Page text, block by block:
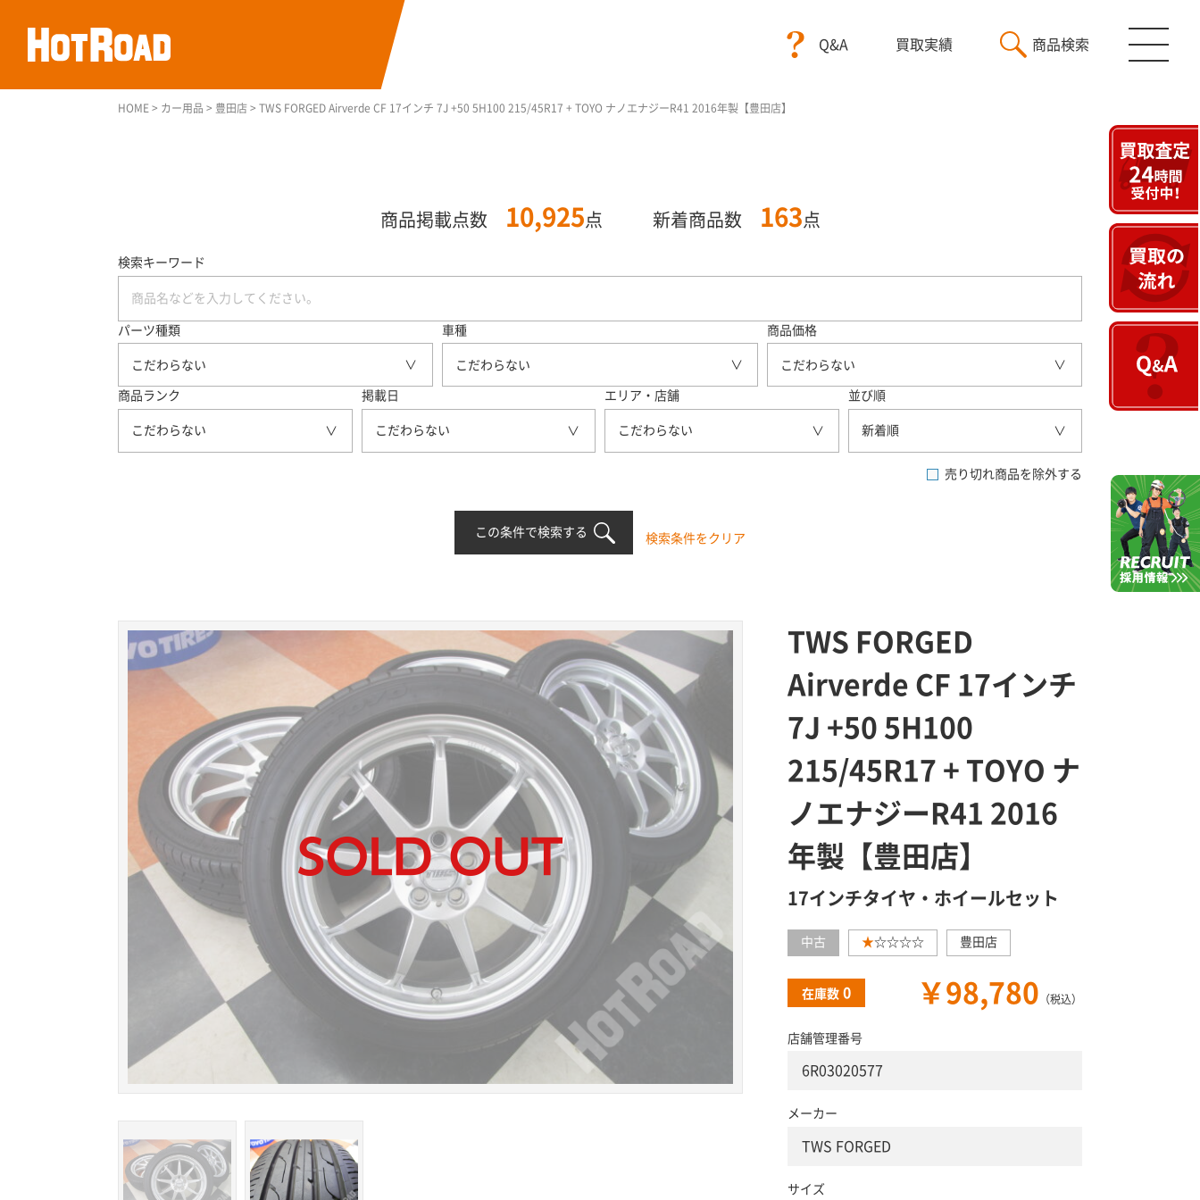
Q&A 買取実績 商品検索
HOME > カー用品 > 豊田店 > TWS FORGED Airverde CF 17インチ 7J +50 5H100 215/45R17 + TOYO ナノエナジーR41 2016年製【豊田店】
商品掲載点数 10,925 点 新着商品数 163 点
検索キーワード
パーツ種類
こだわらない
車種
こだわらない
商品価格
こだわらない
商品ランク
こだわらない
掲載日
こだわらない
エリア・店舗
こだわらない
並び順
新着順
売り切れ商品を除外する
この条件で検索する 検索条件をクリア
TWS FORGED
Airverde CF 17インチ
7J +50 5H100
215/45R17 + TOYO ナ
ノエナジーR41 2016
年製【豊田店】
17インチタイヤ・ホイールセット
中古 ★☆☆☆☆ 豊田店
在庫数 0 ￥98,780 （税込）
店舗管理番号
6R03020577
メーカー
TWS FORGED
サイズ